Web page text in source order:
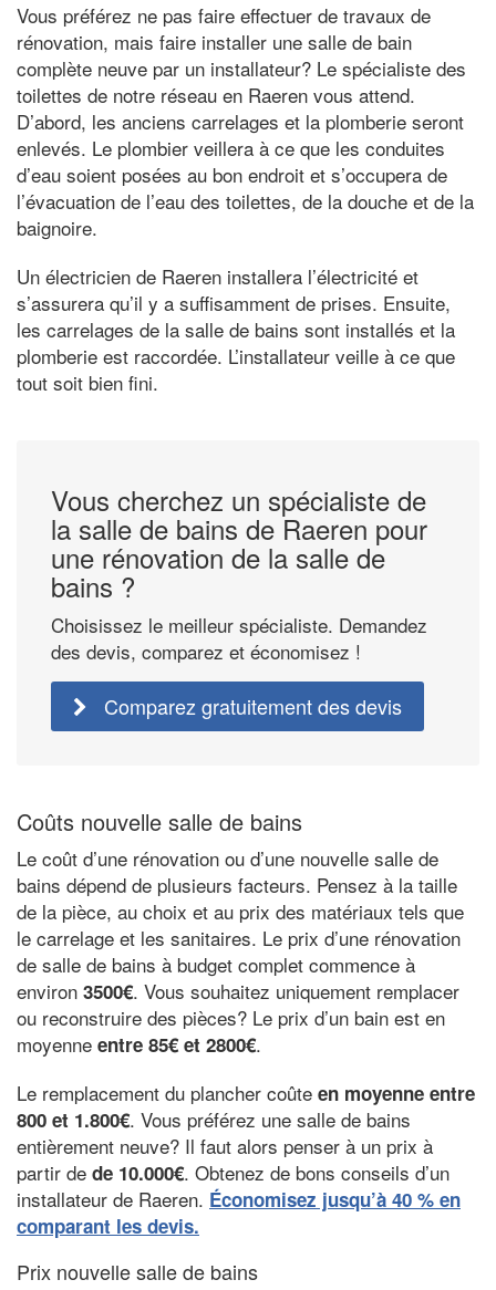
Vous préférez ne pas faire effectuer de travaux de
rénovation, mais faire installer une salle de bain
complète neuve par un installateur? Le spécialiste des
toilettes de notre réseau en Raeren vous attend.
D’abord, les anciens carrelages et la plomberie seront
enlevés. Le plombier veillera à ce que les conduites
d’eau soient posées au bon endroit et s’occupera de
l’évacuation de l’eau des toilettes, de la douche et de la
baignoire.
Un électricien de Raeren installera l’électricité et
s’assurera qu’il y a suffisamment de prises. Ensuite,
les carrelages de la salle de bains sont installés et la
plomberie est raccordée. L’installateur veille à ce que
tout soit bien fini.
Vous cherchez un spécialiste de
la salle de bains de Raeren pour
une rénovation de la salle de
bains ?
Choisissez le meilleur spécialiste. Demandez
des devis, comparez et économisez !
Comparez gratuitement des devis
Coûts nouvelle salle de bains
Le coût d’une rénovation ou d’une nouvelle salle de
bains dépend de plusieurs facteurs. Pensez à la taille
de la pièce, au choix et au prix des matériaux tels que
le carrelage et les sanitaires. Le prix d’une rénovation
de salle de bains à budget complet commence à
environ 3500€. Vous souhaitez uniquement remplacer
ou reconstruire des pièces? Le prix d’un bain est en
moyenne entre 85€ et 2800€.
Le remplacement du plancher coûte en moyenne entre
800 et 1.800€. Vous préférez une salle de bains
entièrement neuve? Il faut alors penser à un prix à
partir de de 10.000€. Obtenez de bons conseils d’un
installateur de Raeren. Économisez jusqu’à 40 % en
comparant les devis.
Prix nouvelle salle de bains